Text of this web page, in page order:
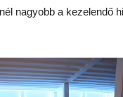
nagyobb a kezelendő